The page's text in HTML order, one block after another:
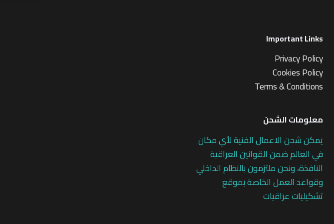
Important Links
Privacy Policy
Cookies Policy
Terms & Conditions
معلومات الشحن
يمكن شحن الاعمال الفنية لأي مكان
في العالم ضمن القوانين العراقية
النافذة، ونحن ملتزمون بالنظام الداخلي
وقواعد العمل الخاصة بموقع
تشكيليات عراقيات